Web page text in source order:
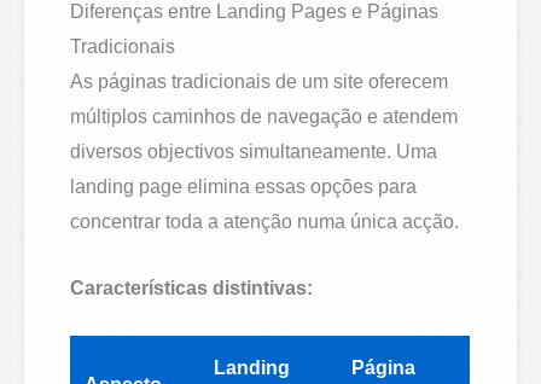
Diferenças entre Landing Pages e Páginas
Tradicionais
As páginas tradicionais de um site oferecem
múltiplos caminhos de navegação e atendem
diversos objectivos simultaneamente. Uma
landing page elimina essas opções para
concentrar toda a atenção numa única acção.
Características distintivas:
Landing
Página